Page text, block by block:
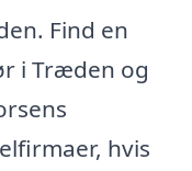
Find en
i Træden og
hvis